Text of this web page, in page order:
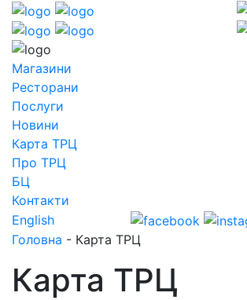
Магазини
Ресторани
Послуги
Новини
Карта ТРЦ
Про ТРЦ
БЦ
Контакти
English
Головна - Карта ТРЦ
Карта ТРЦ